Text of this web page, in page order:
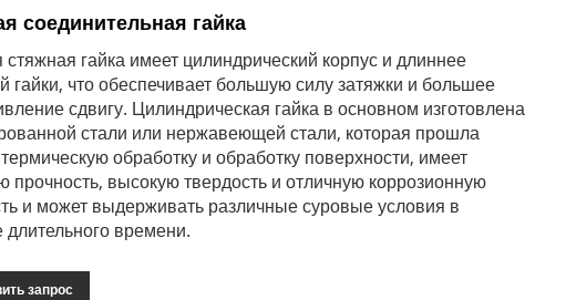
соединительная гайка
стяжная гайка имеет цилиндрический корпус и длиннее
гайки, что обеспечивает большую силу затяжки и большее
сдвигу. Цилиндрическая гайка в основном изготовлена
стали или нержавеющей стали, которая прошла
обработку и обработку поверхности, имеет
прочность, высокую твердость и отличную коррозионную
и может выдерживать различные суровые условия в
длительного времени.
запрос